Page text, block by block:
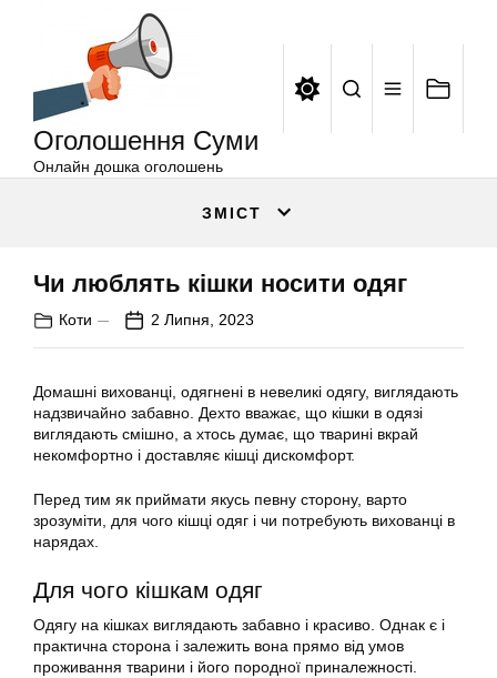
Оголошення Суми
Онлайн дошка оголошень
ЗМІСТ
Чи люблять кішки носити одяг
Коти 2 Липня, 2023
Домашні вихованці, одягнені в невеликі одягу, виглядають
надзвичайно забавно. Дехто вважає, що кішки в одязі
виглядають смішно, а хтось думає, що тварині вкрай
некомфортно і доставляє кішці дискомфорт.
Перед тим як приймати якусь певну сторону, варто
зрозуміти, для чого кішці одяг і чи потребують вихованці в
нарядах.
Для чого кішкам одяг
Одягу на кішках виглядають забавно і красиво. Однак є і
практична сторона і залежить вона прямо від умов
проживання тварини і його породної приналежності.